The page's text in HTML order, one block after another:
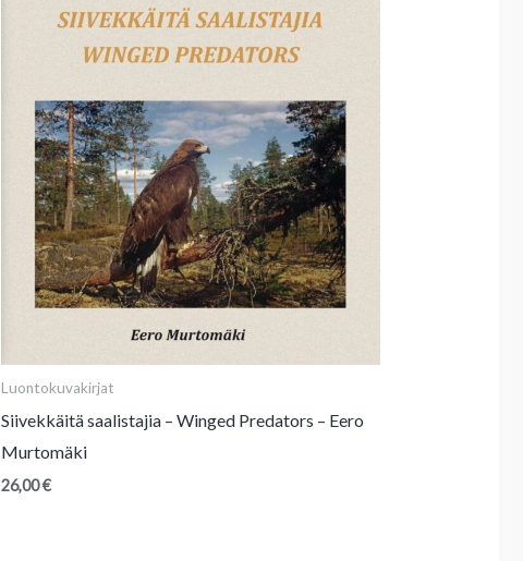
Luontokuvakirjat
Siivekkäitä saalistajia – Winged Predators – Eero
Murtomäki
26,00€